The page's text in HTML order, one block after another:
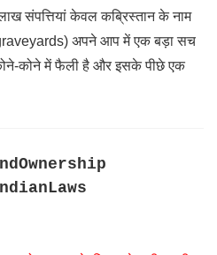
संपत्तियां केवल कब्रिस्तान के नाम
अपने आप में एक बड़ा सच
कोने में फैली है और इसके पीछे एक